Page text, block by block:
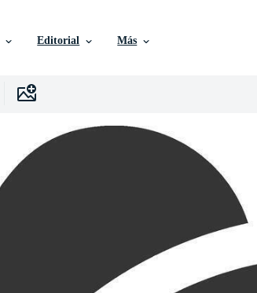
Editorial Más